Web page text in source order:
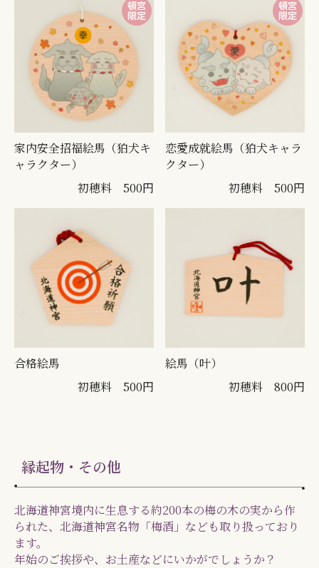
家内安全招福絵馬（狛犬キ
ャラクター）
初穂料 500円
恋愛成就絵馬（狛犬キャラ
クター）
初穂料 500円
合格絵馬
初穂料 500円
絵馬（叶）
初穂料 800円
縁起物・その他
北海道神宮境内に生息する約200本の梅の木の実から作
られた、北海道神宮名物「梅酒」なども取り扱っており
ます。
年始のご挨拶や、お土産などにいかがでしょうか？